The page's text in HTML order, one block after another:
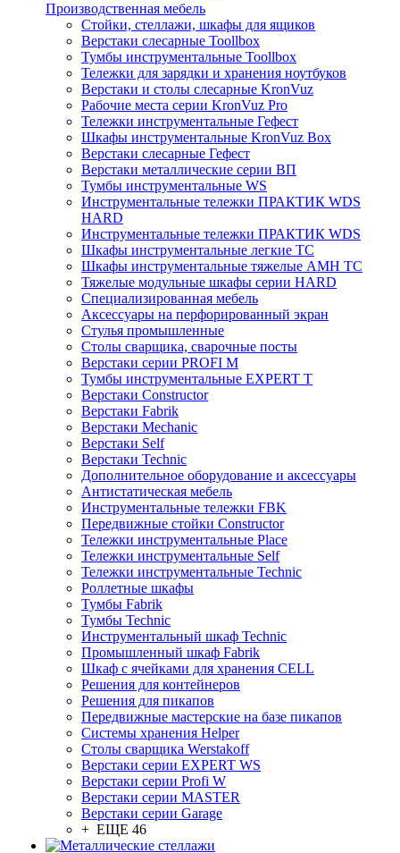
Производственная мебель
Стойки, стеллажи, шкафы для ящиков
Верстаки слесарные Toollbox
Тумбы инструментальные Toollbox
Тележки для зарядки и хранения ноутбуков
Верстаки и столы слесарные KronVuz
Рабочие места серии KronVuz Pro
Тележки инструментальные Гефест
Шкафы инструментальные KronVuz Box
Верстаки слесарные Гефест
Верстаки металлические серии ВП
Тумбы инструментальные WS
Инструментальные тележки ПРАКТИК WDS
HARD
Инструментальные тележки ПРАКТИК WDS
Шкафы инструментальные легкие ТС
Шкафы инструментальные тяжелые AMH TC
Тяжелые модульные шкафы серии HARD
Cпециализированная мебель
Аксессуары на перфорированный экран
Стулья промышленные
Столы сварщика, сварочные посты
Верстаки серии PROFI M
Тумбы инструментальные EXPERT T
Верстаки Constructor
Верстаки Fabrik
Верстаки Mechanic
Верстаки Self
Верстаки Technic
Дополнительное оборудование и аксессуары
Антистатическая мебель
Инструментальные тележки FBK
Передвижные стойки Constructor
Тележки инструментальные Place
Тележки инструментальные Self
Тележки инструментальные Technic
Роллетные шкафы
Тумбы Fabrik
Тумбы Technic
Инструментальный шкаф Technic
Промышленный шкаф Fabrik
Шкаф с ячейками для хранения CELL
Решения для контейнеров
Решения для пикапов
Передвижные мастерские на базе пикапов
Системы хранения Helper
Столы сварщика Werstakoff
Верстаки серии EXPERT WS
Верстаки серии Profi W
Верстаки серии MASTER
Верстаки серии Garage
+ ЕЩЕ 46